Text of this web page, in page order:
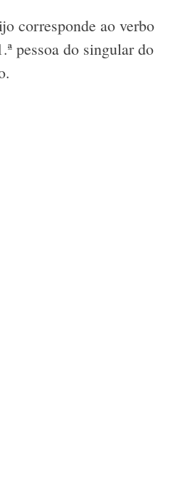
corresponde ao verbo
pessoa do singular do